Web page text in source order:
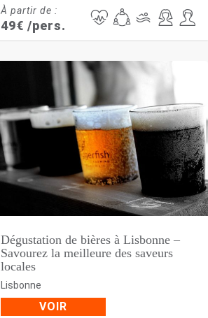
À partir de :
49€ /pers.
Dégustation de bières à Lisbonne –
Savourez la meilleure des saveurs
locales
Lisbonne
VOIR